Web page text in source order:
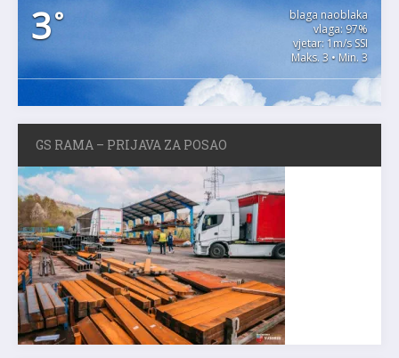
3°
blaga naoblaka
vlaga: 97%
vjetar: 1m/s SSI
Maks. 3 • Min. 3
GS RAMA – PRIJAVA ZA POSAO